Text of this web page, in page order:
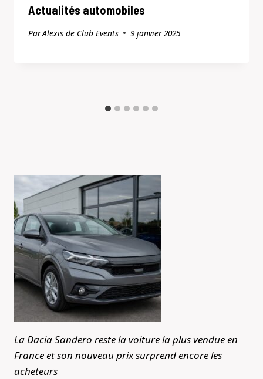
Actualités automobiles
ParAlexis de Club Events 9 janvier 2025
La Dacia Sandero reste la voiture la plus vendue en
France et son nouveau prix surprend encore les
acheteurs